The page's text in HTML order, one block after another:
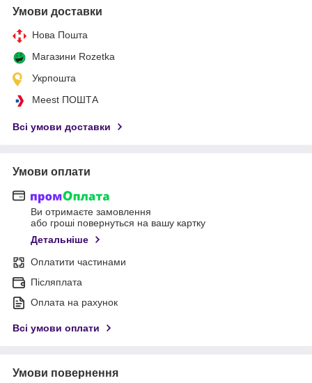
Умови доставки
Нова Пошта
Магазини Rozetka
Укрпошта
Meest ПОШТА
Всі умови доставки
Умови оплати
Ви отримаєте замовлення
або гроші повернуться на вашу картку
Детальніше
Оплатити частинами
Післяплата
Оплата на рахунок
Всі умови оплати
Умови повернення